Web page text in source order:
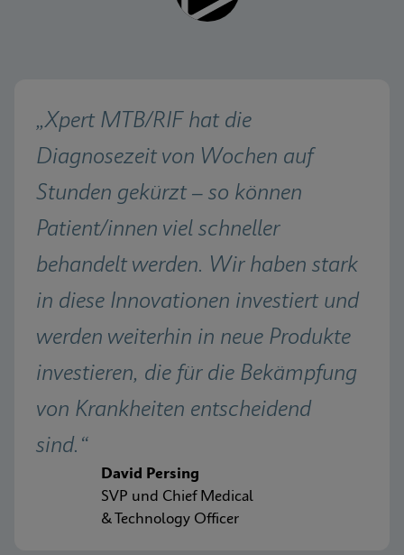
„Xpert MTB/RIF hat die
Diagnosezeit von Wochen auf
Stunden gekürzt – so können
Patient/innen viel schneller
behandelt werden. Wir haben stark
in diese Innovationen investiert und
werden weiterhin in neue Produkte
investieren, die für die Bekämpfung
von Krankheiten entscheidend
sind.“
David Persing
SVP und Chief Medical
& Technology Officer